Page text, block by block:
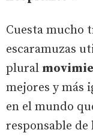
Cuesta mucho
escaramuzas
plural
mejores y más
en el mundo
responsable de